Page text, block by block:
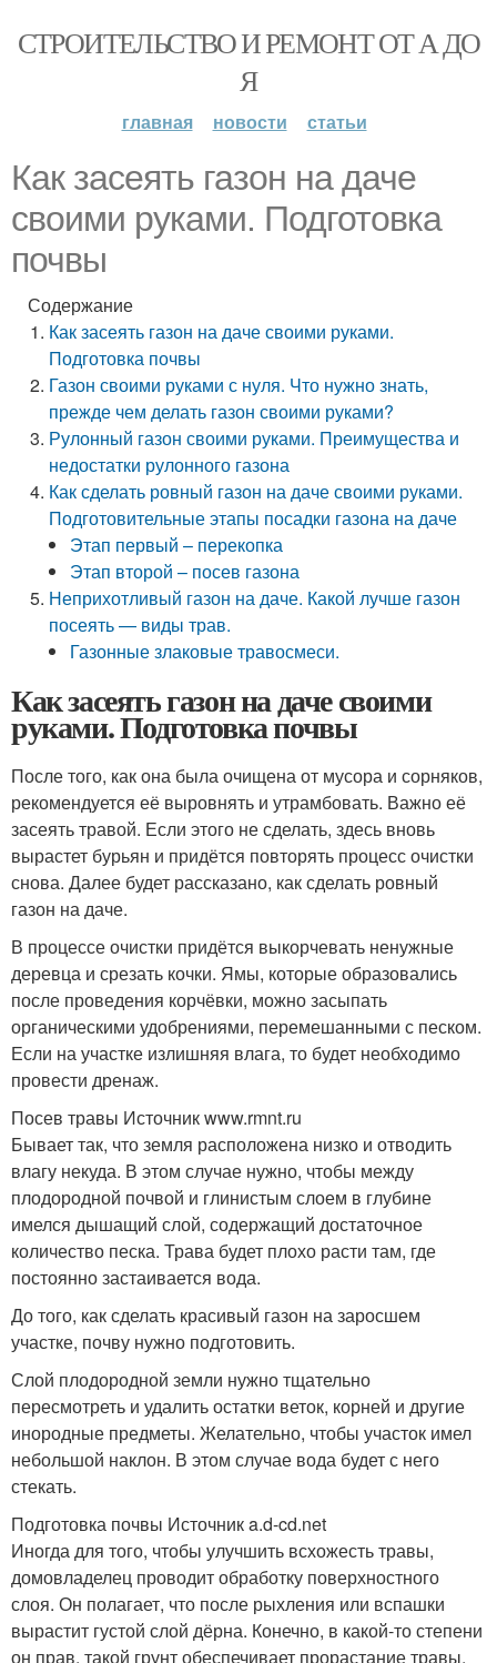
СТРОИТЕЛЬСТВО И РЕМОНТ ОТ А ДО
Я
главная новости статьи
Как засеять газон на даче
своими руками. Подготовка
почвы
Содержание
Как засеять газон на даче своими руками.
Подготовка почвы
Газон своими руками с нуля. Что нужно знать,
прежде чем делать газон своими руками?
Рулонный газон своими руками. Преимущества и
недостатки рулонного газона
Как сделать ровный газон на даче своими руками.
Подготовительные этапы посадки газона на даче
Этап первый – перекопка
Этап второй – посев газона
Неприхотливый газон на даче. Какой лучше газон
посеять — виды трав.
Газонные злаковые травосмеси.
Как засеять газон на даче своими
руками. Подготовка почвы
После того, как она была очищена от мусора и сорняков,
рекомендуется её выровнять и утрамбовать. Важно её
засеять травой. Если этого не сделать, здесь вновь
вырастет бурьян и придётся повторять процесс очистки
снова. Далее будет рассказано, как сделать ровный
газон на даче.
В процессе очистки придётся выкорчевать ненужные
деревца и срезать кочки. Ямы, которые образовались
после проведения корчёвки, можно засыпать
органическими удобрениями, перемешанными с песком.
Если на участке излишняя влага, то будет необходимо
провести дренаж.
Посев травы Источник www.rmnt.ru
Бывает так, что земля расположена низко и отводить
влагу некуда. В этом случае нужно, чтобы между
плодородной почвой и глинистым слоем в глубине
имелся дышащий слой, содержащий достаточное
количество песка. Трава будет плохо расти там, где
постоянно застаивается вода.
До того, как сделать красивый газон на заросшем
участке, почву нужно подготовить.
Слой плодородной земли нужно тщательно
пересмотреть и удалить остатки веток, корней и другие
инородные предметы. Желательно, чтобы участок имел
небольшой наклон. В этом случае вода будет с него
стекать.
Подготовка почвы Источник a.d-cd.net
Иногда для того, чтобы улучшить всхожесть травы,
домовладелец проводит обработку поверхностного
слоя. Он полагает, что после рыхления или вспашки
вырастит густой слой дёрна. Конечно, в какой-то степени
он прав, такой грунт обеспечивает прорастание травы.